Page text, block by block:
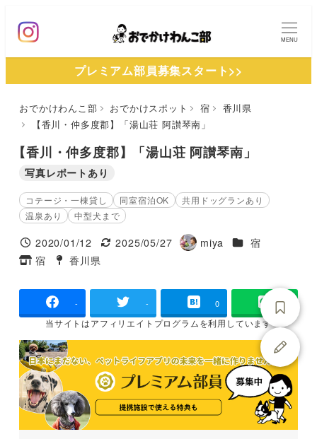
ン
MENU
プレミアム部員募集スタート>>
おでかけわんこ部 おでかけスポット 宿
香川県
【香川・仲多度郡】「湯山荘 阿讃琴南」
【香川・仲多度郡】「湯山荘 阿讃琴南」
写真レポートあり
コテージ・一棟貸し 同室宿泊OK
共用ドッグランあり
温泉あり
中型犬まで
投稿日
2020/01/12
更新日
2025/05/27
著
miya 施設ジャンル
宿
タグ
宿
タグ
香川県
- - 0
当サイトはアフィリエイトプログラムを利用しています